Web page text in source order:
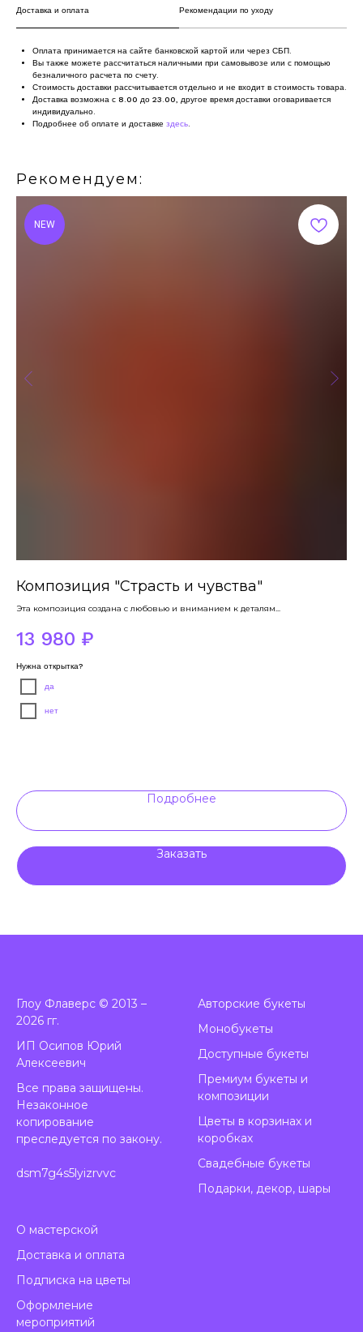
Доставка и оплата Рекомендации по уходу
Оплата принимается на сайте банковской картой или через СБП.
Вы также можете рассчитаться наличными при самовывозе или с помощью
безналичного расчета по счету.
Стоимость доставки рассчитывается отдельно и не входит в стоимость товара.
Доставка возможна с 8.00 до 23.00, другое время доставки оговаривается
индивидуально.
Подробнее об оплате и доставке здесь
Рекомендуем:
NEW
Композиция "Страсть и чувства"
Эта композиция создана с любовью и вниманием к деталям...
13 980 ₽
Нужна открытка?
да
нет
Подробнее
Заказать
Глоу Флаверс © 2013 –
2026 гг.
ИП Осипов Юрий
Алексеевич
Все права защищены.
Незаконное
копирование
преследуется по закону.
dsm7g4s5lyizrvvc
Авторские букеты
Монобукеты
Доступные букеты
Премиум букеты и
композиции
Цветы в корзинах и
коробках
Свадебные букеты
Подарки, декор, шары
О мастерской
Доставка и оплата
Подписка на цветы
Оформление
мероприятий